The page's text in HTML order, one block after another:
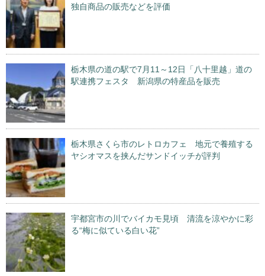
独自商品の販売などを評価
栃木県の道の駅で7月11～12日「八十里越」道の
駅連携フェスタ 新潟県の特産品を販売
栃木県さくら市のレトロカフェ 地元で養殖する
ヤシオマスを挟んだサンドイッチが評判
宇都宮市の川でバイカモ見頃 清流を涼やかに彩
る“梅に似ている白い花”